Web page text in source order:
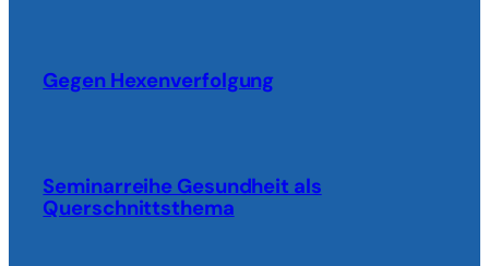
Gegen Hexenverfolgung
Seminarreihe Gesundheit als
Querschnittsthema